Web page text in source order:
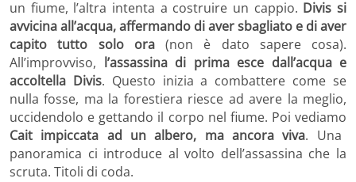
un fiume, l’altra intenta a costruire un cappio. Divis si
avvicina all’acqua, affermando di aver sbagliato e di aver
capito tutto solo ora(non è dato sapere cosa).
All’improvviso, l’assassina di prima esce dall’acqua e
accoltella Divis. Questo inizia a combattere come se
nulla fosse, ma la forestiera riesce ad avere la meglio,
uccidendolo e gettando il corpo nel fiume. Poi vediamo
Cait impiccata ad un albero, ma ancora viva. Una
panoramica ci introduce al volto dell’assassina che la
scruta. Titoli di coda.